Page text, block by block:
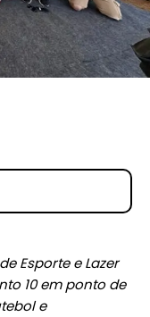
Esporte e Lazer
10 em ponto de
e